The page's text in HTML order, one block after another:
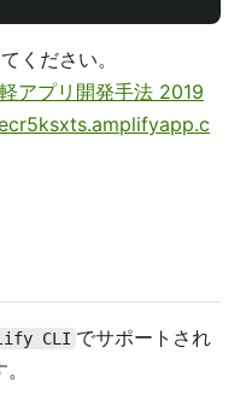
ください。
アプリ開発手法 2019
CLI でサポートされ